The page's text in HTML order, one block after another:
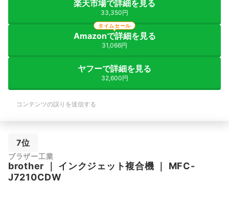
楽天市場で詳細を見る
33,350円
Amazonで詳細を見る
31,066円
タイムセール
ヤフーで詳細を見る
32,600円
コンテンツの誤りを送信する
7位
ブラザー工業
brother ｜ インクジェット複合機 ｜ MFC-
J7210CDW